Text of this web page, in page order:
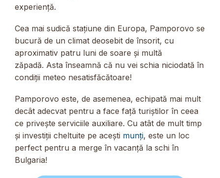
experiență.
Cea mai sudică stațiune din Europa, Pamporovo se
bucură de un climat deosebit de însorit, cu
aproximativ patru luni de soare și multă
zăpadă. Asta înseamnă că nu vei schia niciodată în
condiții meteo nesatisfăcătoare!
Pamporovo este, de asemenea, echipată mai mult
decât adecvat pentru a face față turiștilor în ceea
ce privește serviciile auxiliare. Cu atât de mult timp
și investiții cheltuite pe acești munți, este un loc
perfect pentru a merge în vacanță la schi în
Bulgaria!